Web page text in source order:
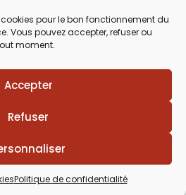
pour le bon fonctionnement du
Vous pouvez accepter, refuser ou
moment.
Accepter
Refuser
Politique de confidentialité
60 49 17
au Samedi